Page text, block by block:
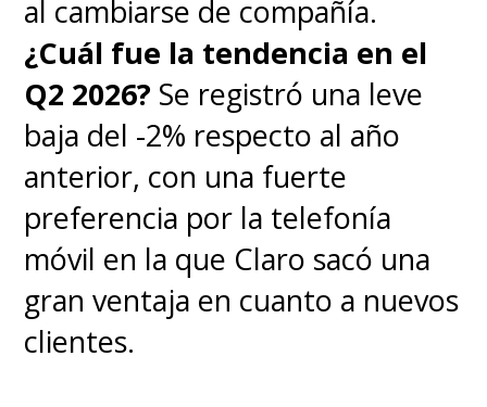
al cambiarse de compañía.
¿Cuál fue la tendencia en el
Q2 2026? Se registró una leve
baja del -2% respecto al año
anterior, con una fuerte
preferencia por la telefonía
móvil en la que Claro sacó una
gran ventaja en cuanto a nuevos
clientes.